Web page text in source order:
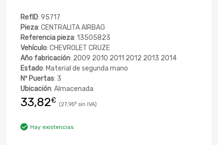
RefID: 95717
Pieza: CENTRALITA AIRBAG
Referencia pieza: 13505823
Vehículo: CHEVROLET CRUZE
Año fabricación: 2009 2010 2011 2012 2013 2014
Estado: Material de segunda mano
Nº Puertas: 3
Ubicación: Almacenada
33,82€ 27,95€
Hay existencias